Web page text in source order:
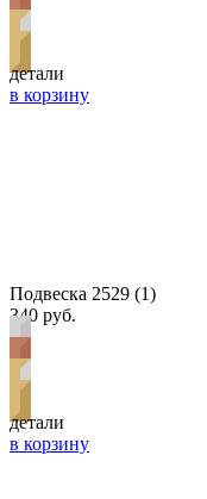
детали
в корзину
Подвеска 2529 (1)
340 руб.
детали
в корзину